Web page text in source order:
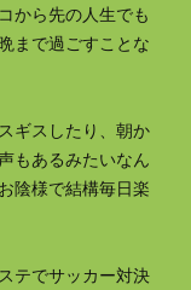
から先の人生でも
まで過ごすことな
ギスしたり、朝か
もあるみたいなん
陰様で結構毎日楽
テでサッカー対決